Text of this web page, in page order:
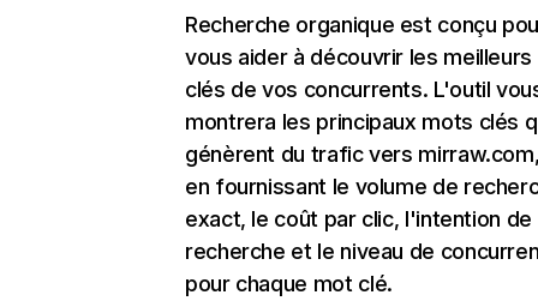
Recherche organique est conçu
vous aider à découvrir les
clés de vos concurrents. L'outil
montrera les principaux mots clés
génèrent du trafic vers
en fournissant le volume de
exact, le coût par clic, l'intention de
recherche et le niveau de
pour chaque mot clé.